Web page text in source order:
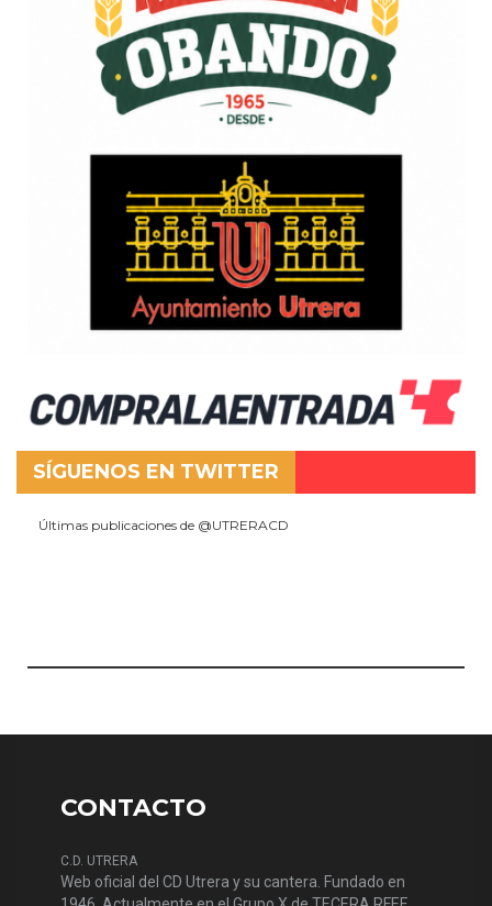
SÍGUENOS EN TWITTER
Últimas publicaciones de @UTRERACD
CONTACTO
C.D. UTRERA
Web oficial del CD Utrera y su cantera. Fundado en